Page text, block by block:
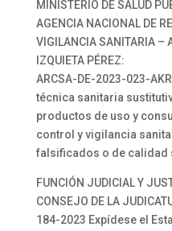
MINISTERIO DE SALUD
AGENCIA NACIONAL DE
VIGILANCIA SANITARIA –
IZQUIETA PÉREZ:
ARCSA-DE-2023-023-
técnica sanitaria
productos de uso y
control y vigilancia
falsificados o de calidad
FUNCIÓN JUDICIAL Y
CONSEJO DE LA
184-2023 Expídese el